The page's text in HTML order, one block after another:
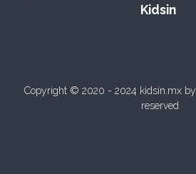
Kidsin
Copyright © 2020 - 2024 kidsin.mx by
reserved